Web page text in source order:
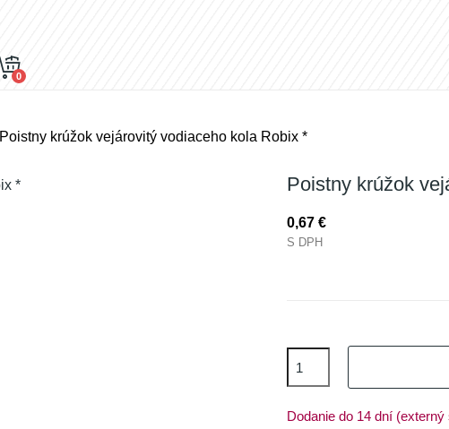
0
Poistny krúžok vejárovitý vodiaceho kola Robix *
Poistny krúžok
0,67 €
S DPH
Dodanie do 14 dní (externý